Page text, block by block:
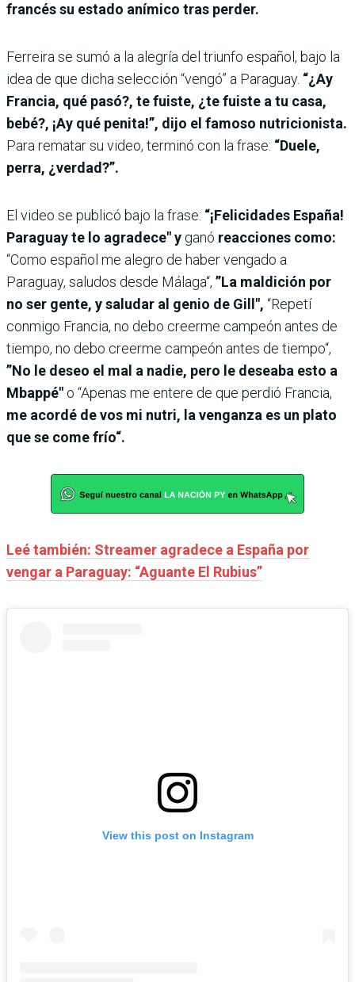
francés su estado anímico tras perder.
Ferreira se sumó a la alegría del triunfo español, bajo la
idea de que dicha selección “vengó” a Paraguay. “¿Ay
Francia, qué pasó?, te fuiste, ¿te fuiste a tu casa,
bebé?, ¡Ay qué penita!”, dijo el famoso nutricionista.
Para rematar su video, terminó con la frase: “Duele,
perra, ¿verdad?”.
El video se publicó bajo la frase: “¡Felicidades España!
Paraguay te lo agradece" y ganó reacciones como:
“Como español me alegro de haber vengado a
Paraguay, saludos desde Málaga“, ”La maldición por
no ser gente, y saludar al genio de Gill", “Repetí
conmigo Francia, no debo creerme campeón antes de
tiempo, no debo creerme campeón antes de tiempo“,
”No le deseo el mal a nadie, pero le deseaba esto a
Mbappé" o “Apenas me entere de que perdió Francia,
me acordé de vos mi nutri, la venganza es un plato
que se come frío“.
Leé también: Streamer agradece a España por
vengar a Paraguay: “Aguante El Rubius”
View this post on Instagram